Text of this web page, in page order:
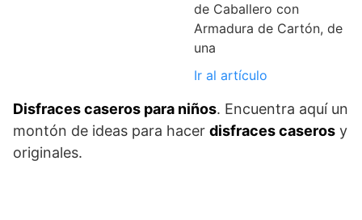
de Caballero con
Armadura de Cartón, de
una
Ir al artículo
Disfraces caseros para niños. Encuentra aquí un
montón de ideas para hacer disfraces caseros y
originales.